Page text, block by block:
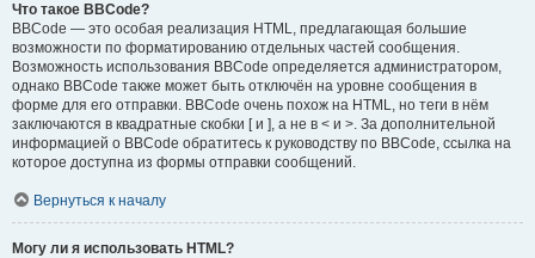
Что такое BBCode?
BBCode — это особая реализация HTML, предлагающая большие
возможности по форматированию отдельных частей сообщения.
Возможность использования BBCode определяется администратором,
однако BBCode также может быть отключён на уровне сообщения в
форме для его отправки. BBCode очень похож на HTML, но теги в нём
заключаются в квадратные скобки [ и ], а не в < и >. За дополнительной
информацией о BBCode обратитесь к руководству по BBCode, ссылка на
которое доступна из формы отправки сообщений.
Вернуться к началу
Могу ли я использовать HTML?